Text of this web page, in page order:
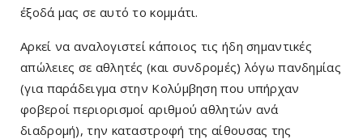
έξοδά μας σε αυτό το κομμάτι.
Αρκεί να αναλογιστεί κάποιος τις ήδη σημαντικές
απώλειες σε αθλητές (και συνδρομές) λόγω πανδημίας
(για παράδειγμα στην Κολύμβηση που υπήρχαν
φοβεροί περιορισμοί αριθμού αθλητών ανά
διαδρομή), την καταστροφή της αίθουσας της